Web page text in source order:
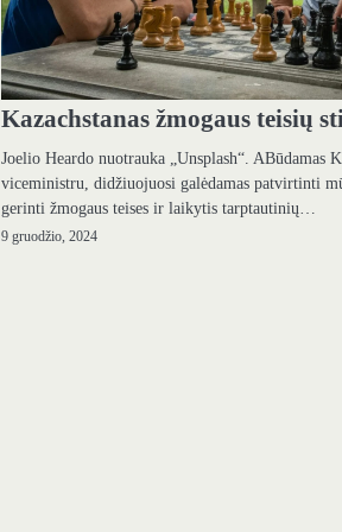
Kazachstanas žmogaus teisių
Joelio Heardo nuotrauka „Unsplash“. ABūdamas
viceministru, didžiuojuosi galėdamas patvirtinti
gerinti žmogaus teises ir laikytis tarptautinių…
9 gruodžio, 2024